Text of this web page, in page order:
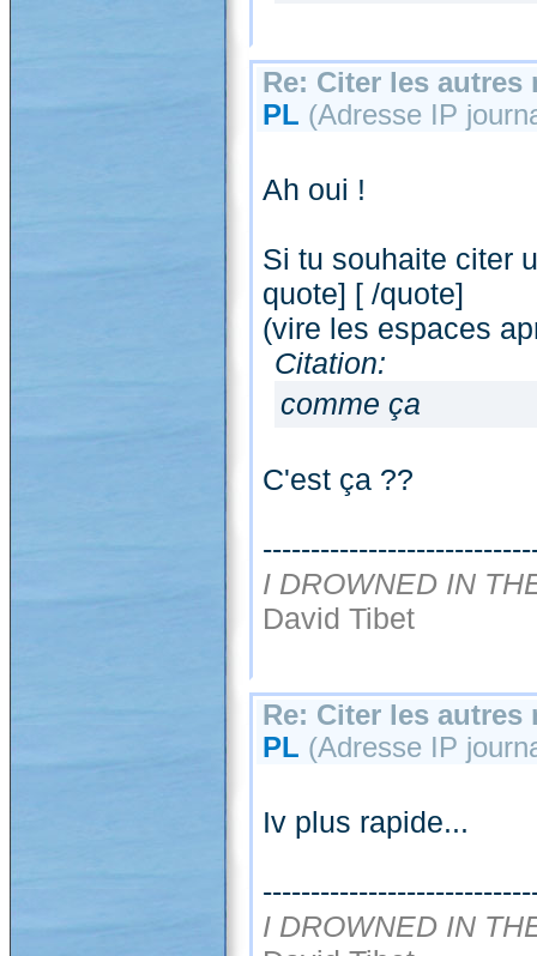
Re: Citer les
PL (Adresse IP
Ah oui !
Si tu souhaite citer
quote] [ /quote]
(vire les espaces
Citation:
comme ça
C'est ça ??
I DROWNED IN
David Tibet
Re: Citer les
PL (Adresse IP
Iv plus rapide...
I DROWNED IN